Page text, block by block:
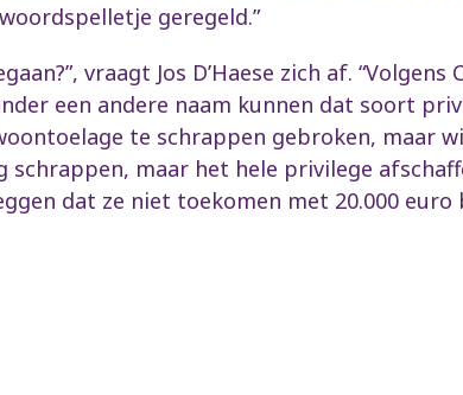
geregeld.”
vraagt Jos D’Haese zich af. “Volgens
een andere naam kunnen dat soort
te schrappen gebroken, maar
maar het hele privilege
dat ze niet toekomen met 20.000 euro